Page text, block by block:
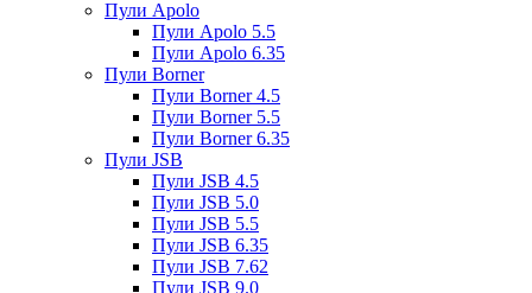
Пули Apolo
Пули Apolo 5.5
Пули Apolo 6.35
Пули Borner
Пули Borner 4.5
Пули Borner 5.5
Пули Borner 6.35
Пули JSB
Пули JSB 4.5
Пули JSB 5.0
Пули JSB 5.5
Пули JSB 6.35
Пули JSB 7.62
Пули JSB 9.0